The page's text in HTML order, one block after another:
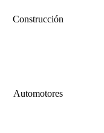
Construcción
Automotores